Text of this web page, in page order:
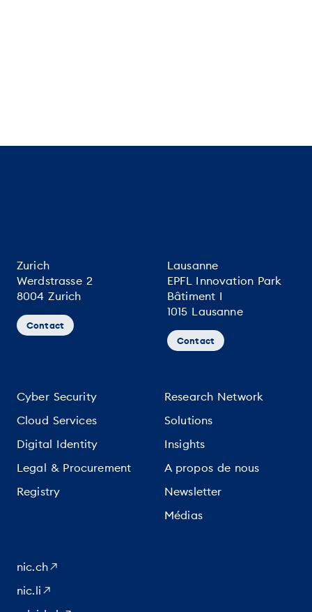
Zurich
Werdstrasse 2
8004 Zurich
Contact
Lausanne
EPFL Innovation Park
Bâtiment I
1015 Lausanne
Contact
Cyber Security
Cloud Services
Digital Identity
Legal & Procurement
Registry
Research Network
Solutions
Insights
A propos de nous
Newsletter
Médias
nic.ch
nic.li